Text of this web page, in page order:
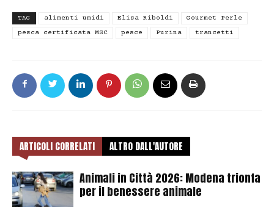
TAG alimenti umidi Elisa Riboldi
Gourmet Perle
pesca certificata MSC
pesce Purina trancetti
ARTICOLI CORRELATI ALTRO DALL'AUTORE
Animali in Città 2026: Modena trionfa
per il benessere animale